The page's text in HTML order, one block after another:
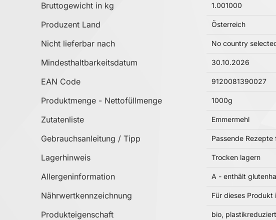
Bruttogewicht in kg 1.001000
Produzent Land Österreich
Nicht lieferbar nach No country
Mindesthaltbarkeitsdatum 30.10.2026
EAN Code 9120081390027
Produktmenge - Nettofüllmenge 1000g
Zutatenliste Emmermehl
Gebrauchsanleitung / Tipp Passende
Lagerhinweis Trocken lagern
Allergeninformation A - enthält
Nährwertkennzeichnung Für dieses
Produkteigenschaft bio,